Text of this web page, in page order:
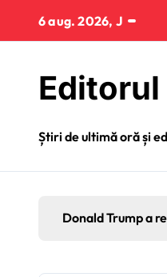
conținut
6 aug. 2026, J
Editorul
Știri de ultimă oră și
Donald Trump a